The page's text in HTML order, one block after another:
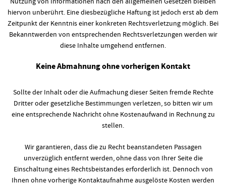
hiervon unberührt. Eine diesbezügliche Haftung ist jedoch erst ab dem
Zeitpunkt der Kenntnis einer konkreten Rechtsverletzung möglich. Bei
Bekanntwerden von entsprechenden Rechtsverletzungen werden wir
diese Inhalte umgehend entfernen.
Keine Abmahnung ohne vorherigen Kontakt
Sollte der Inhalt oder die Aufmachung dieser Seiten fremde Rechte
Dritter oder gesetzliche Bestimmungen verletzen, so bitten wir um
eine entsprechende Nachricht ohne Kostenaufwand in Rechnung zu
stellen.
Wir garantieren, dass die zu Recht beanstandeten Passagen
unverzüglich entfernt werden, ohne dass von Ihrer Seite die
Einschaltung eines Rechtsbeistandes erforderlich ist. Dennoch von
Ihnen ohne vorherige Kontaktaufnahme ausgelöste Kosten werden